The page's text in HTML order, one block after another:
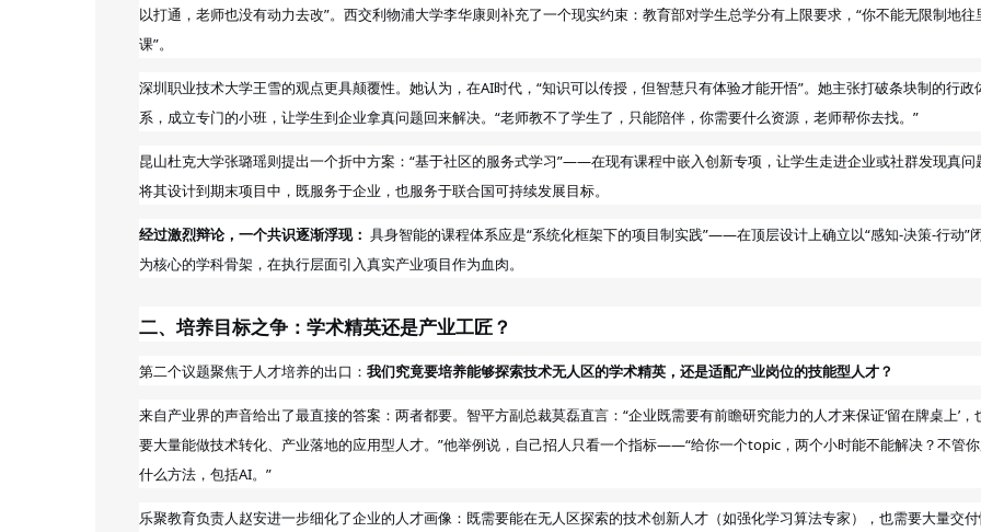
以打通，老师也没有动力去改”。西交利物浦大学李华康则补充了一个现实约束：教育部对学生总学分有上限要求，“你不能无限制地往
课”。
深圳职业技术大学王雪的观点更具颠覆性。她认为，在AI时代，“知识可以传授，但智慧只有体验才能开悟”。她主张打破条块制的行政
系，成立专门的小班，让学生到企业拿真问题回来解决。“老师教不了学生了，只能陪伴，你需要什么资源，老师帮你去找。”
昆山杜克大学张璐瑶则提出一个折中方案：“基于社区的服务式学习”——在现有课程中嵌入创新专项，让学生走进企业或社群发现真问
将其设计到期末项目中，既服务于企业，也服务于联合国可持续发展目标。
经过激烈辩论，一个共识逐渐浮现： 具身智能的课程体系应是“系统化框架下的项目制实践”——在顶层设计上确立以“感知-决策-行动”
为核心的学科骨架，在执行层面引入真实产业项目作为血肉。
二、培养目标之争：学术精英还是产业工匠？
第二个议题聚焦于人才培养的出口： 我们究竟要培养能够探索技术无人区的学术精英，还是适配产业岗位的技能型人才？
来自产业界的声音给出了最直接的答案：两者都要。智平方副总裁莫磊直言：“企业既需要有前瞻研究能力的人才来保证‘留在牌桌上’，
要大量能做技术转化、产业落地的应用型人才。”他举例说，自己招人只看一个指标——“给你一个topic，两个小时能不能解决？不管
什么方法，包括AI。”
乐聚教育负责人赵安进一步细化了企业的人才画像：既需要能在无人区探索的技术创新人才（如强化学习算法专家），也需要大量交付